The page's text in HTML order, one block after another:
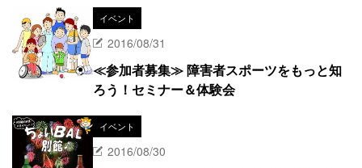
イベント
2016/08/31
≪参加者募集≫ 障害者スポーツをもっと知
ろう！セミナー＆体験会
イベント
2016/08/30